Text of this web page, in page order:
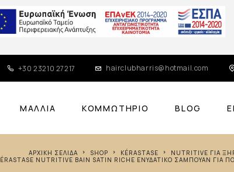
+30 23210 27217 hairclubharris@hotmail.com
ΜΑΛΛΙΆ ΚΟΜΜΩΤΉΡΙΟ BLOG
ΑΡΧΙΚΉ ΣΕΛΊΔΑ SHOP KÉRASTASE
NUTRITIVE ΓΙΑ
KÉRASTASE NUTRITIVE BAIN SATIN RICHE ΕΝΥΔΑΤΙΚΌ ΣΑΜΠΟΥΆΝ ΓΙΑ